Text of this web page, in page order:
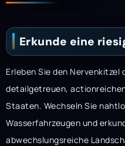
Erkunde eine
Erleben Sie den
detailgetreuen,
Staaten. Wechseln Sie
Wasserfahrzeugen und
abwechslungsreiche